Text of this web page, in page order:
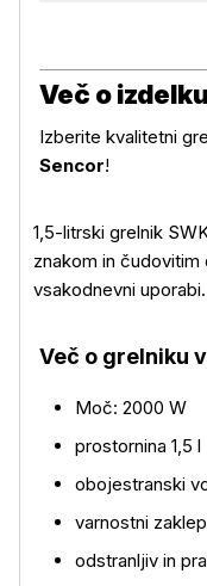
Več o izdelku
Izberite kvalitetni
Sencor!
1,5-litrski grelnik
znakom in čudovitim
vsakodnevni uporabi.
Več o grelniku
Moč: 2000 W
prostornina 1,5 l
obojestranski
varnostni
odstranljiv in